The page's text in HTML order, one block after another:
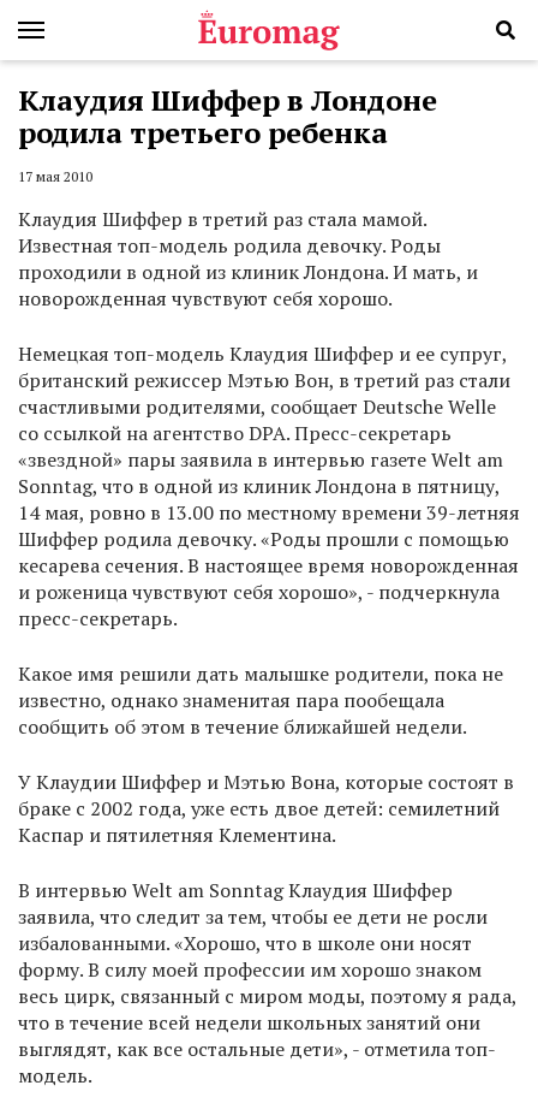
Клаудия Шиффер в Лондоне
родила третьего ребенка
17 мая 2010
Клаудия Шиффер в третий раз стала мамой.
Известная топ-модель родила девочку. Роды
проходили в одной из клиник Лондона. И мать, и
новорожденная чувствуют себя хорошо.
Немецкая топ-модель Клаудия Шиффер и ее супруг,
британский режиссер Мэтью Вон, в третий раз стали
счастливыми родителями, сообщает Deutsche Welle
со ссылкой на агентство DPA. Пресс-секретарь
«звездной» пары заявила в интервью газете Welt am
Sonntag, что в одной из клиник Лондона в пятницу,
14 мая, ровно в 13.00 по местному времени 39-летняя
Шиффер родила девочку. «Роды прошли с помощью
кесарева сечения. В настоящее время новорожденная
и роженица чувствуют себя хорошо», - подчеркнула
пресс-секретарь.
Какое имя решили дать малышке родители, пока не
известно, однако знаменитая пара пообещала
сообщить об этом в течение ближайшей недели.
У Клаудии Шиффер и Мэтью Вона, которые состоят в
браке с 2002 года, уже есть двое детей: семилетний
Каспар и пятилетняя Клементина.
В интервью Welt am Sonntag Клаудия Шиффер
заявила, что следит за тем, чтобы ее дети не росли
избалованными. «Хорошо, что в школе они носят
форму. В силу моей профессии им хорошо знаком
весь цирк, связанный с миром моды, поэтому я рада,
что в течение всей недели школьных занятий они
выглядят, как все остальные дети», - отметила топ-
модель.